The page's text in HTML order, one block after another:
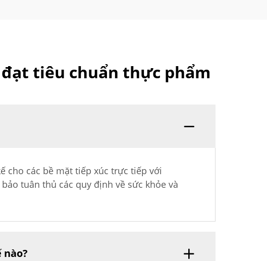
tiêu chuẩn thực phẩm
cho các bề mặt tiếp xúc trực tiếp với
tuân thủ các quy định về sức khỏe và